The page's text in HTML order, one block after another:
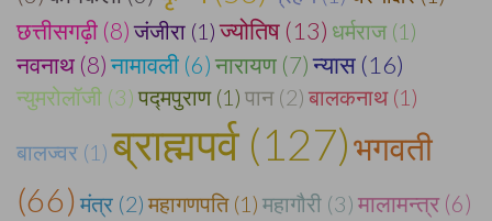
छत्तीसगढ़ी (8) जंजीरा (1) ज्योतिष (13) धर्मराज (1)
नवनाथ (8) नामावली (6) नारायण (7) न्यास (16)
न्युमरोलॉजी (3) पद्मपुराण (1) पान (2) बालकनाथ (1)
बालज्वर (1) ब्राह्मपर्व (127)भगवती
(66) मंत्र (2) महागणपति (1) महागौरी (3) मालामन्त्र (6)